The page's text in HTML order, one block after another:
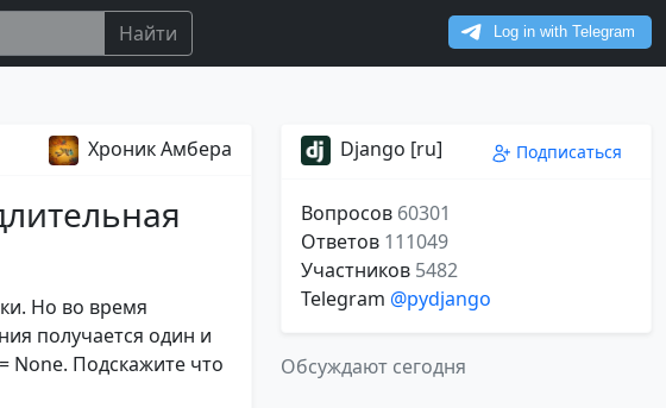
Найти
Хроник Амбера
Но во время
получается один и
None. Подскажите что
Django [ru] Подписаться
Вопросов 60301
Ответов 111049
Участников 5482
Telegram @pydjango
Обсуждают сегодня